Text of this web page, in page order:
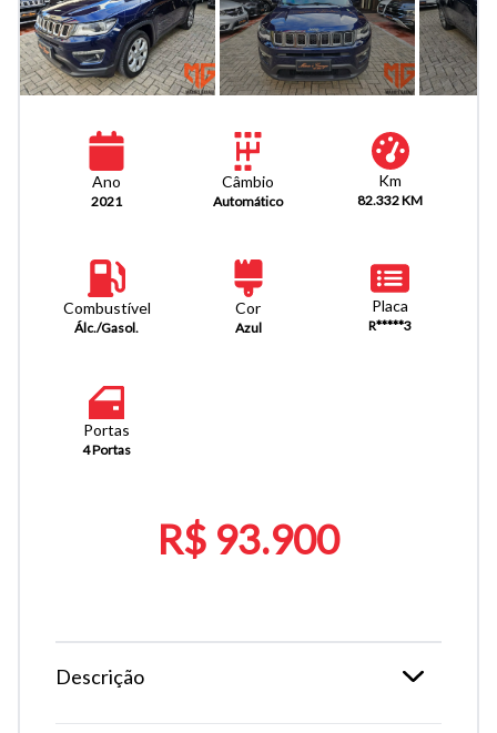
Ano
2021
Câmbio
Automático
Km
82.332 KM
Combustível
Álc./Gasol.
Cor
Azul
Placa
R*****3
Portas
4 Portas
R$ 93.900
Descrição